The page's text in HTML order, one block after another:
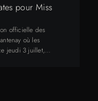
pour Miss
officielle des
où les
jeudi 3 juillet,…